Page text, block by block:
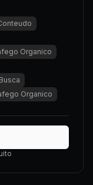
Organico
Organico